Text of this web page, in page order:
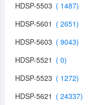
HDSP-5503
HDSP-5601
HDSP-5603
HDSP-5521
HDSP-5523
HDSP-5621